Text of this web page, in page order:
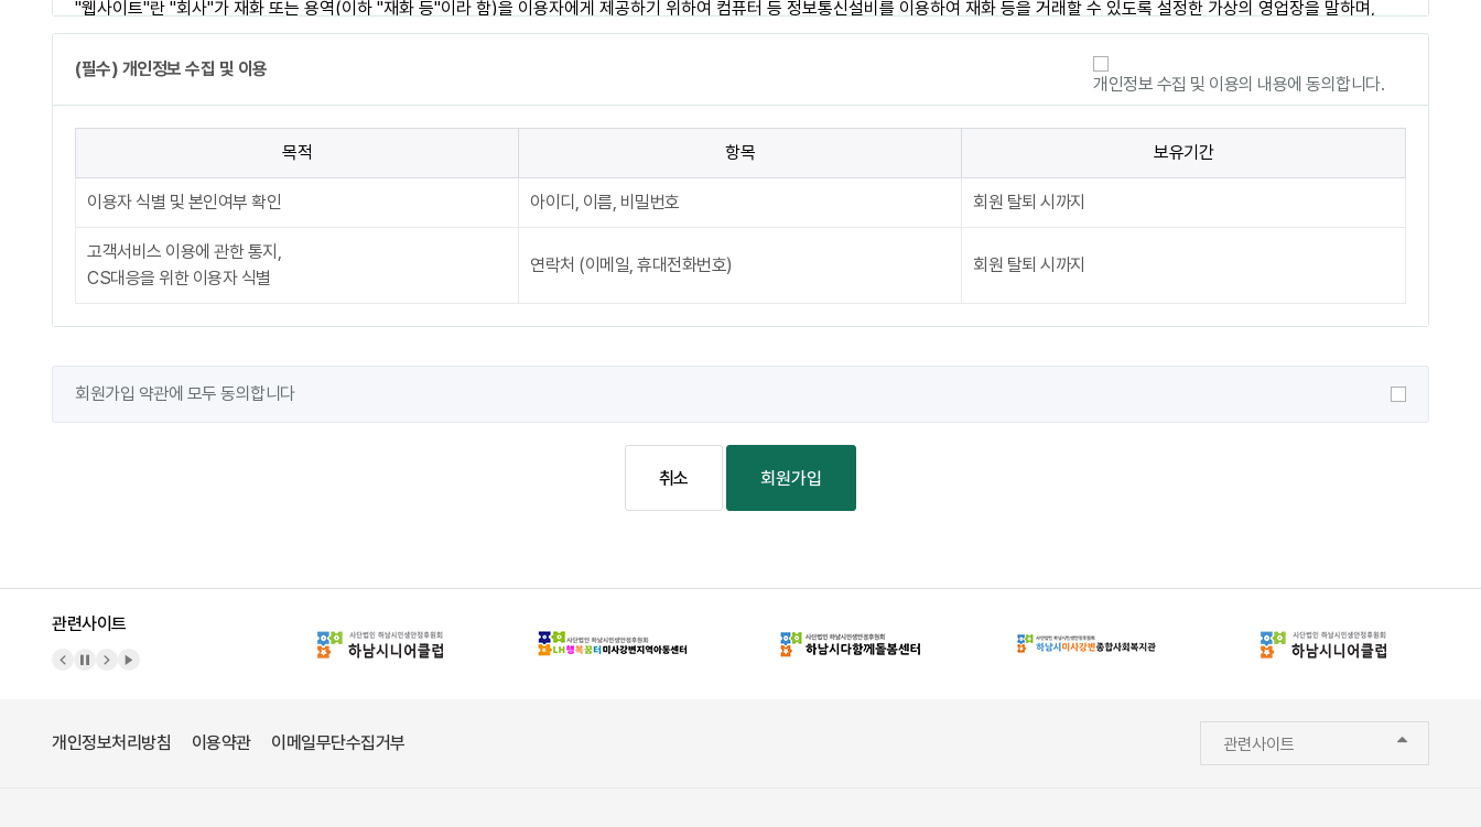
(필수) 개인정보 수집 및 이용
목적 항목 보유기간
이용자 식별 및 본인여부 확인 아이디, 이름, 비밀번호 회원 탈퇴 시까지
고객서비스 이용에 관한 통지,
CS대응을 위한 이용자 식별
연락처 (이메일, 휴대전화번호) 회원 탈퇴 시까지
개인정보 수집 및 이용의 내용에 동의합니다.
회원가입 약관에 모두 동의합니다
취소 회원가입
관련사이트
이전 배너
배너 정지
다음 배너
배너 재생
개인정보처리방침 이용약관 이메일무단수집거부 관련사이트